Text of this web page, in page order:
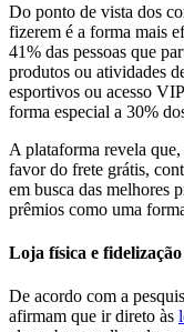
Do ponto de vista dos
fizerem é a forma mais
41% das pessoas que
produtos ou atividades
esportivos ou acesso
forma especial a 30%
A plataforma revela
favor do frete grátis,
em busca das melhores
prêmios como uma
Loja física e fidelização
De acordo com a
afirmam que ir direto às